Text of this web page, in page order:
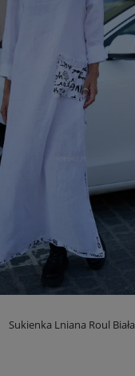
Sukienka Lniana Roul Biała